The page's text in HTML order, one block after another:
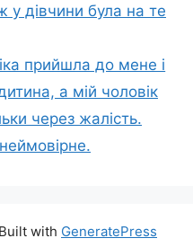
у дівчини була на те
прийшла до мене і
а мій чоловік
через жалість.
with GeneratePress